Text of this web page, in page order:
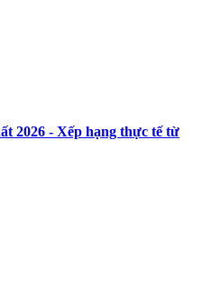
2026 - Xếp hạng thực tế từ